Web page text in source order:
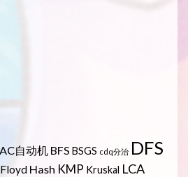
AC自动机 BFS BSGS cdq分治 DFS
Floyd Hash KMP Kruskal LCA